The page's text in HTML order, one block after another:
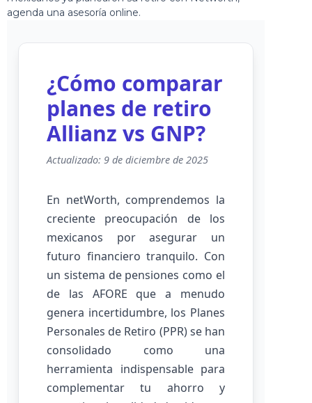
¿Cómo comparar
planes de retiro
Allianz vs GNP?
Actualizado: 9 de diciembre de 2025
En netWorth, comprendemos la
creciente preocupación de los
mexicanos por asegurar un
futuro financiero tranquilo. Con
un sistema de pensiones como el
de las AFORE que a menudo
genera incertidumbre, los Planes
Personales de Retiro (PPR) se han
consolidado como una
herramienta indispensable para
complementar tu ahorro y